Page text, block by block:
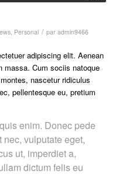
, Personal / par admin9466
adipiscing elit. Aenean
massa. Cum sociis natoque
nascetur ridiculus
pellentesque eu, pretium
enim. Donec pede
vulputate eget,
ut, imperdiet a,
dictum felis eu